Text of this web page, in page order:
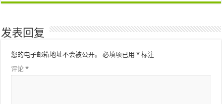
发表回复
您的电子邮箱地址不会被公开。 必填项已用* 标注
评论*